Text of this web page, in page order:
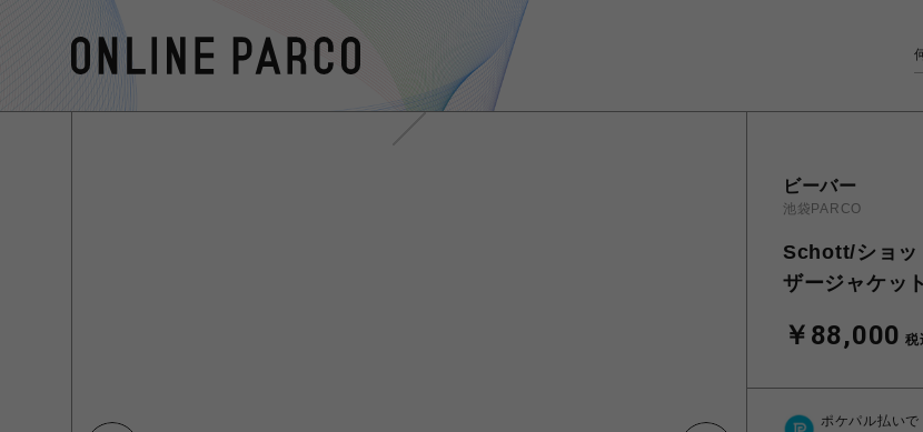
ビーバー
池袋PARCO
Schott/ショッ
ザージャケット
￥88,000 税
ポケパル払いで